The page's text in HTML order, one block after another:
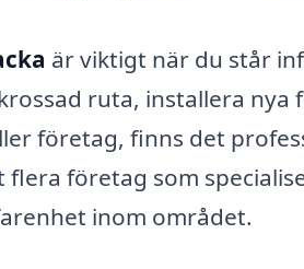
är viktigt när du står
ruta, installera nya
företag, finns det
företag som
inom området.